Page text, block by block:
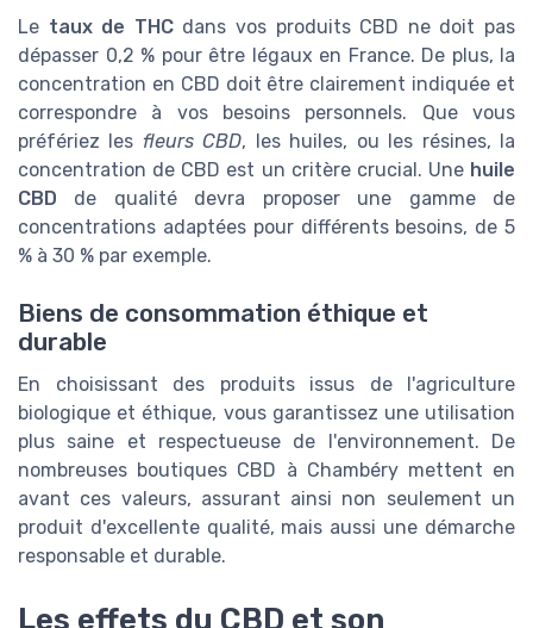
Le taux de THCdans vos produits CBD ne doit pas
dépasser 0,2 % pour être légaux en France. De plus, la
concentration en CBD doit être clairement indiquée et
correspondre à vos besoins personnels. Que vous
préfériez les fleurs CBD, les huiles, ou les résines, la
concentration de CBD est un critère crucial. Une huile
CBD de qualité devra proposer une gamme de
concentrations adaptées pour différents besoins, de 5
% à 30 % par exemple.
Biens de consommation éthique et
durable
En choisissant des produits issus de l'agriculture
biologique et éthique, vous garantissez une utilisation
plus saine et respectueuse de l'environnement. De
nombreuses boutiques CBD à Chambéry mettent en
avant ces valeurs, assurant ainsi non seulement un
produit d'excellente qualité, mais aussi une démarche
responsable et durable.
Les effets du CBD et son